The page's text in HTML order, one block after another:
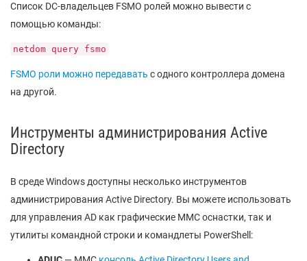
Список DC-владельцев FSMO ролей можно вывести с
помощью команды:
netdom query fsmo
FSMO роли можно передавать с одного контроллера домена
на другой.
Инструменты администрирования Active
Directory
В среде Windows доступны несколько инструментов
администрирования Active Directory. Вы можете использовать
для управления AD как графические MMC оснастки, так и
утилиты командной строки и командлеты PowerShell: